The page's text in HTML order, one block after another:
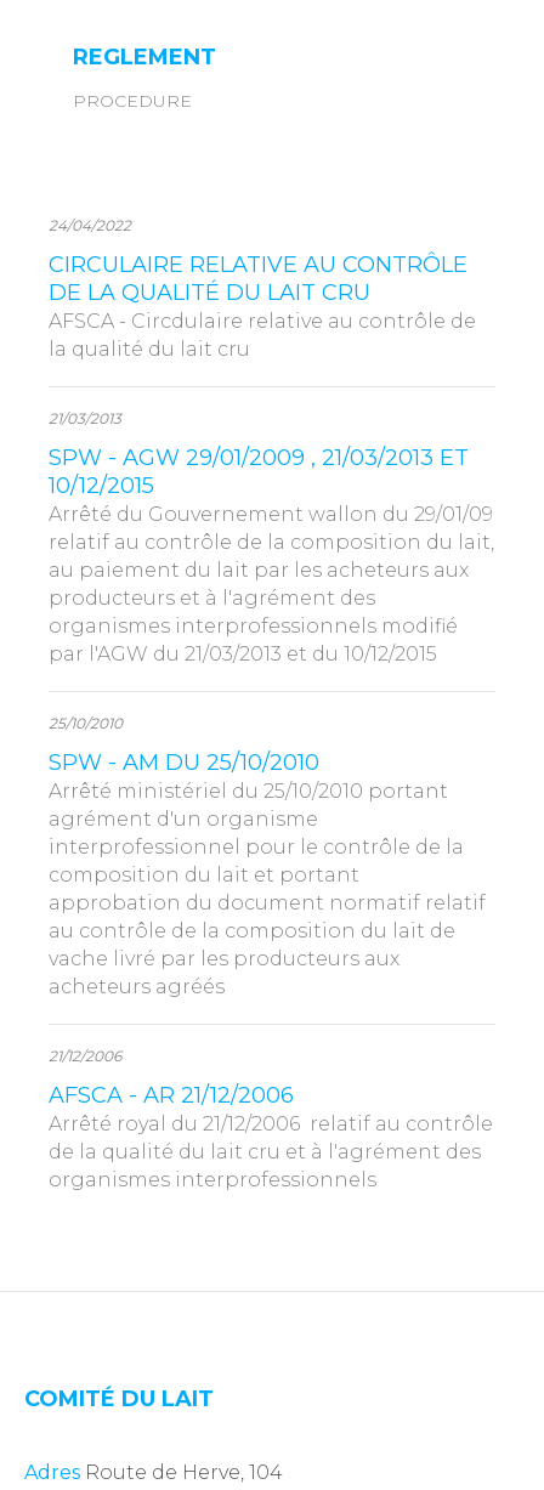
REGLEMENT
PROCEDURE
24/04/2022
CIRCULAIRE RELATIVE AU CONTRÔLE
DE LA QUALITÉ DU LAIT CRU
AFSCA - Circdulaire relative au contrôle de
la qualité du lait cru
21/03/2013
SPW - AGW 29/01/2009 , 21/03/2013 ET
10/12/2015
Arrêté du Gouvernement wallon du 29/01/09
relatif au contrôle de la composition du lait,
au paiement du lait par les acheteurs aux
producteurs et à l'agrément des
organismes interprofessionnels modifié
par l'AGW du 21/03/2013 et du 10/12/2015
25/10/2010
SPW - AM DU 25/10/2010
Arrêté ministériel du 25/10/2010 portant
agrément d'un organisme
interprofessionnel pour le contrôle de la
composition du lait et portant
approbation du document normatif relatif
au contrôle de la composition du lait de
vache livré par les producteurs aux
acheteurs agréés
21/12/2006
AFSCA - AR 21/12/2006
Arrêté royal du 21/12/2006 relatif au contrôle
de la qualité du lait cru et à l'agrément des
organismes interprofessionnels
COMITÉ DU LAIT
Adres Route de Herve, 104